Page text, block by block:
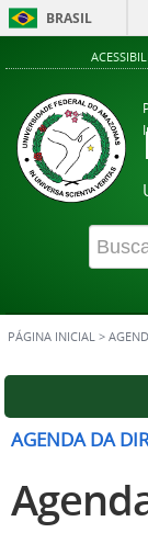
BRASIL
PÁGINA INICIAL >
AGENDA DA